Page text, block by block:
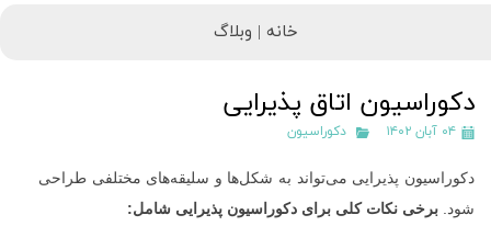
خانه | وبلاگ
دکوراسیون اتاق پذیرایی
۰۴ آبان ۱۴۰۲ دکوراسیون
دکوراسیون پذیرایی می‌تواند به شکل‌ها و سلیقه‌های مختلفی طراحی
شود. برخی نکات کلی برای دکوراسیون پذیرایی شامل: